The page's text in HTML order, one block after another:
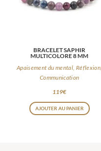
BRACELET SAPHIR
MULTICOLORE 8 MM
Apaisement du mental, Réflexion,
Communication
119€
AJOUTER AU PANIER